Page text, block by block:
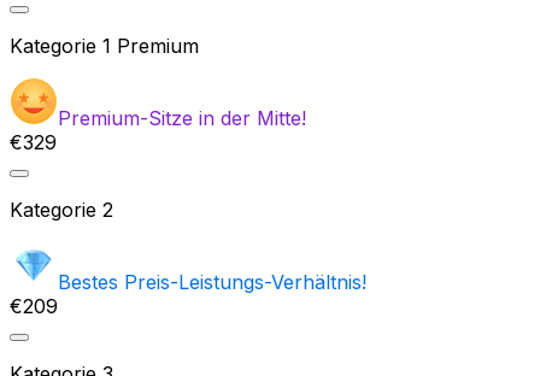
Kategorie 1 Premium
Premium-Sitze in der Mitte!
€329
Kategorie 2
Bestes Preis-Leistungs-Verhältnis!
€209